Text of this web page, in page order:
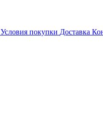
Условия покупки Доставка